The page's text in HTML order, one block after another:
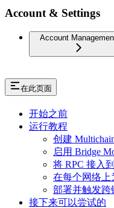
Account & Settings
Account
在此页面
开始之前
运行教程
创建
启用 Bridge
将 RPC 接入
在每个网络上
部署并触发跨
接下来可以尝试的